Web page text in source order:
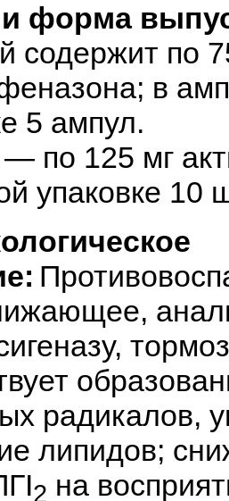
форма
содержит по
в
5 ампул.
по 125 мг
упаковке 10
радикалов,
липидов;
2 на